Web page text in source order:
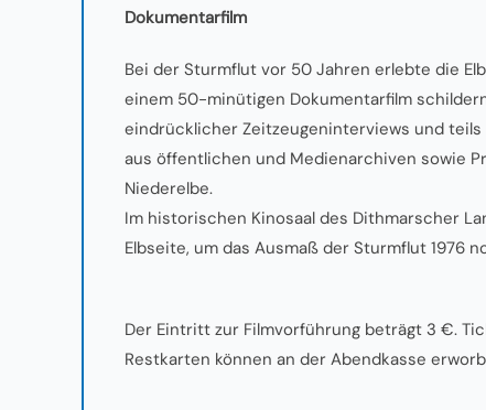
Dokumentarfilm
Bei der Sturmflut vor 50 Jahren erlebte die
einem 50-minütigen Dokumentarfilm
eindrücklicher Zeitzeugeninterviews und
aus öffentlichen und Medienarchiven sowie
Niederelbe.
Im historischen Kinosaal des Dithmarscher
Elbseite, um das Ausmaß der Sturmflut 1976
Der Eintritt zur Filmvorführung beträgt 3 €.
Restkarten können an der Abendkasse